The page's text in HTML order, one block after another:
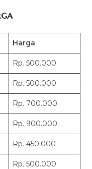
Harga
Rp. 500.000
Rp. 500.000
Rp. 700.000
Rp. 900.000
Rp. 450.000
Rp. 500.000